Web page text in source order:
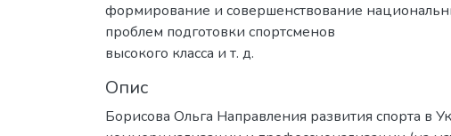
формирование и совершенствование
проблем подготовки спортсменов
высокого класса и т. д.
Опис
Борисова Ольга Направления развития спорта в